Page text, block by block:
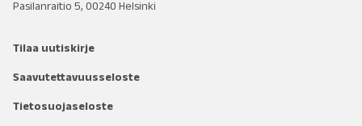
Pasilanraitio 5, 00240 Helsinki
Tilaa uutiskirje
Saavutettavuusseloste
Tietosuojaseloste